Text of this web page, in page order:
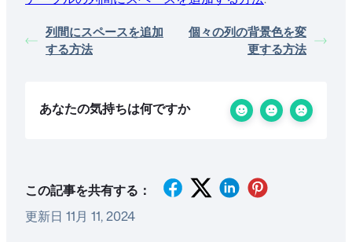
列間にスペースを追加
する方法
個々の列の背景色を変
更する方法
あなたの気持ちは何ですか
この記事を共有する：
更新日 11月 11, 2024